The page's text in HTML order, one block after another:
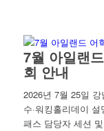
7월 아일랜
회 안내
2026년 7월 25일
수·워킹홀리데이
패스 담당자 세션